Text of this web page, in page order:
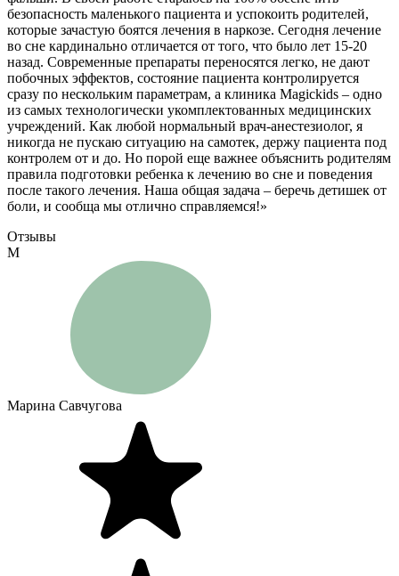
безопасность маленького пациента и успокоить родителей,
которые зачастую боятся лечения в наркозе. Сегодня лечение
во сне кардинально отличается от того, что было лет 15-20
назад. Современные препараты переносятся легко, не дают
побочных эффектов, состояние пациента контролируется
сразу по нескольким параметрам, а клиника Magickids – одно
из самых технологически укомплектованных медицинских
учреждений. Как любой нормальный врач-анестезиолог, я
никогда не пускаю ситуацию на самотек, держу пациента под
контролем от и до. Но порой еще важнее объяснить родителям
правила подготовки ребенка к лечению во сне и поведения
после такого лечения. Наша общая задача – беречь детишек от
боли, и сообща мы отлично справляемся!»
Отзывы
М
Марина Савчугова